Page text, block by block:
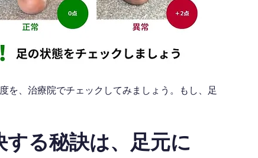
を、治療院でチェックしてみましょう。もし、足
する秘訣は、足元に